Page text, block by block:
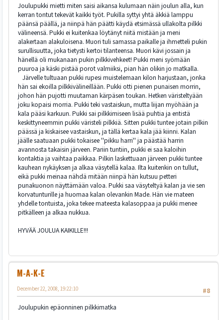
Joulupukki mietti miten saisi aikansa kulumaan näin joulun alla, kun
kerran tontut tekevät kaikki työt. Pukilla syttyi yhtä äkkiä lamppu
päänsä päällä, ja niinpä hän päätti käydä etsimässä ullakolta pilkki
välineensä. Pukki ei kuitenkaa löytänyt niitä mistään ja meni
alakertaan alakuloisena. Muori tuli samassa paikalle ja ihmetteli pukin
surullisuutta, joka tietysti kertoi tilanteensa. Muori kävi jossain ja
hänellä oli mukanaan pukin pilkkivehkeet! Pukki meni syömään
puuroa ja käski pistää porot valmiiksi, pian hän olikin jo matkalla.
Järvelle tultuaan pukki rupesi muistelemaan kilon harjustaan, jonka
hän sai ekoilla pilkkivälineillään. Pukki otti pienen punaisen morrin,
johon hän pujotti muutaman kärpäsen toukan. Hetken väristeltyään
joku kopaisi morria. Pukki teki vastaiskun, mutta liijan myöhään ja
kala pääsi karkuun. Pukki sai pilkkimiseen lisää puhtia ja entistä
keskittyneemmin pukki väristeli pilkkiä. Sitten pukki tuntee jotain pilkin
päässä ja kiskaisee vastaiskun, ja tällä kertaa kala jää kiinni. Kalan
jäälle saatuaan pukki tokaisee ''pikku harri'' ja päästää harrin
avannosta takaisin järveen. Pariin tuntiin, pukki ei saa kaloihin
kontaktia ja vaihtaa paikkaa. Pilkin laskettuaan järveen pukki tuntee
kauhean nykäyksen ja alkaa väsytellä kalaa. Ilta kuitenkin on tullut,
eikä pukki meinaa nähdä mitään niinpä hän kutsuu petteri
punakuonon näyttämään valoa. Pukki saa väsyteltyä kalan ja vie sen
korvatunturille ja huomaa kalan olevankin Made. Hän vie mateen
yhdelle tontuista, joka tekee mateesta kalasoppaa ja pukki menee
pitkälleen ja alkaa nukkua.
HYVÄÄ JOULUA KAIKILLE!!!
M-A-K-E
#8
December 22, 2008, 19:22:10
Joulupukin epäonninen pilkkimatka